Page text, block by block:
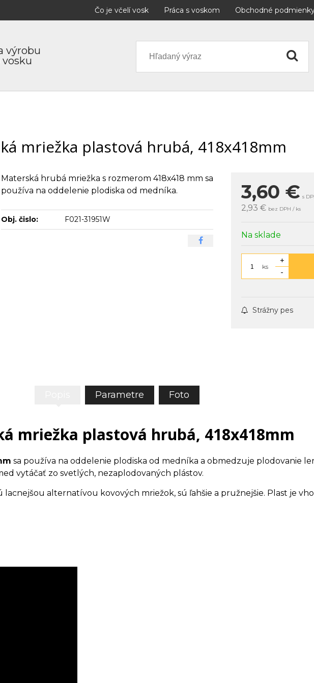
výrobu
vosku
Čo je včelí vosk Práca s voskom Obchodné
mriežka plastová hrubá, 418x418mm
3,60 € s
2,93 € bez DPH / ks
Na sklade
ks
+
-
Strážny pes
Materská hrubá mriežka s rozmerom 418x418 mm sa
používa na oddelenie plodiska od medníka.
Obj. čislo: F021-31951W
Parametre Foto
mriežka plastová hrubá, 418x418mm
sa používa na oddelenie plodiska od medníka a obmedzuje plodovanie
vytáčať zo svetlých, nezaplodovaných plástov.
alternatívou kovových mriežok, sú ľahšie a pružnejšie. Plast je